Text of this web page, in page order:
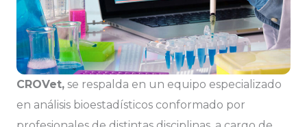
CROVet, se respalda en un equipo especializado
en análisis bioestadísticos conformado por